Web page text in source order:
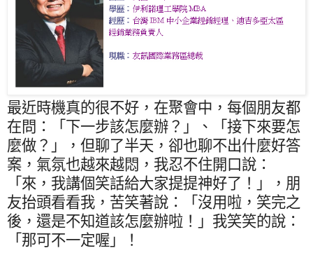
最近時機真的很不好，在聚會中，每個朋友都
在問：「下一步該怎麼辦？」、「接下來要怎
麼做？」，但聊了半天，卻也聊不出什麼好答
案，氣氛也越來越悶，我忍不住開口說：
「來，我講個笑話給大家提提神好了！」，朋
友抬頭看看我，苦笑著說：「沒用啦，笑完之
後，還是不知道該怎麼辦啦！」我笑笑的說：
「那可不一定喔」！